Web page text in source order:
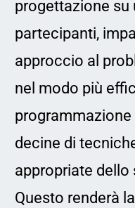
progettazione su
partecipanti,
approccio al
nel modo più
decine di
appropriate dello
Questo renderà